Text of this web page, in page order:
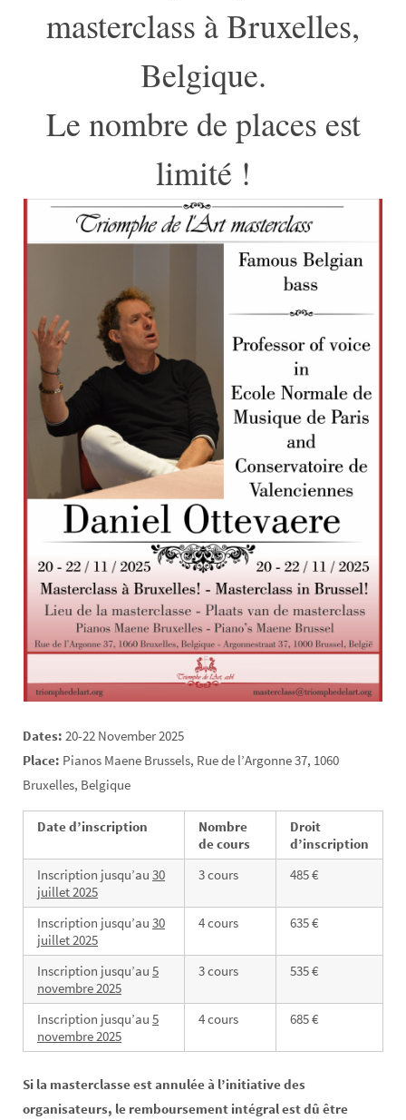
masterclass à Bruxelles,
Belgique.
Le nombre de places est
limité !
Dates: 20-22 November 2025
Place: Pianos Maene Brussels, Rue de l’Argonne 37, 1060
Bruxelles, Belgique
Date d’inscription
Nombre
de cours
Droit
d’inscription
Inscription jusqu’au 30
juillet2025
3 cours 485 €
Inscription jusqu’au 30
juillet 2025
4 cours 635 €
Inscription jusqu’au 5
novembre 2025
3 cours 535 €
Inscription jusqu’au 5
novembre 2025
4 cours 685 €
Si la masterclasse est annulée à l’initiative des
organisateurs, le remboursement intégral est dû être